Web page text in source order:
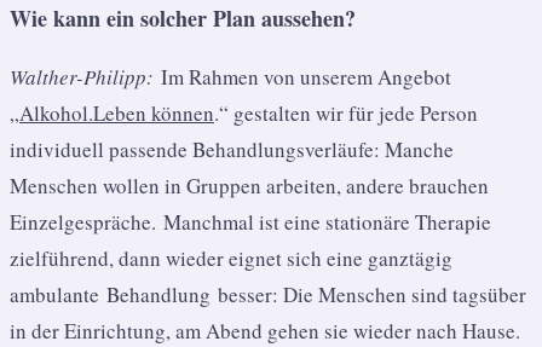
Wie kann ein solcher Plan aussehen?
Walther-Philipp: Im Rahmen von unserem Angebot
„Alkohol.Leben können.“ gestalten wir für jede Person
individuell passende Behandlungsverläufe: Manche
Menschen wollen in Gruppen arbeiten, andere brauchen
Einzelgespräche. Manchmal ist eine stationäre Therapie
zielführend, dann wieder eignet sich eine ganztägig
ambulante Behandlung besser: Die Menschen sind tagsüber
in der Einrichtung, am Abend gehen sie wieder nach Hause.